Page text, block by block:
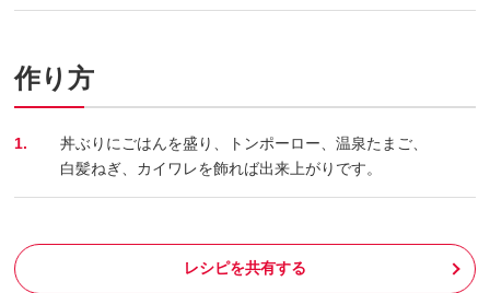
作り方
1.
丼ぶりにごはんを盛り、トンポーロー、温泉たまご、
白髪ねぎ、カイワレを飾れば出来上がりです。
レシピを共有する